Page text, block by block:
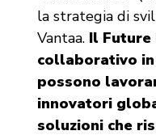
la strategia di
Vantaa. Il Future
collaborativo
possono
innovatori
soluzioni che